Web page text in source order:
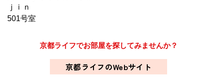
ｊｉｎ
501号室
京都ライフでお部屋を探してみませんか？
京都ライフのWebサイト